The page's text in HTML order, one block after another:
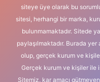
siteye üye olarak bu
sitesi, herhangi bir marka,
bulunmamaktadır. Sitede
paylaşılmaktadır. Burada
olup, gerçek kurum ve
Gerçek kurum ve kişiler ile
Sitemiz, kar amacı